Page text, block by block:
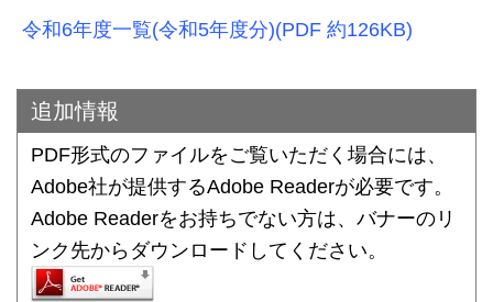
令和6年度一覧(令和5年度分)(PDF 約126KB)
追加情報
PDF形式のファイルをご覧いただく場合には、
Adobe社が提供するAdobe Readerが必要です。
Adobe Readerをお持ちでない方は、バナーのリ
ンク先からダウンロードしてください。